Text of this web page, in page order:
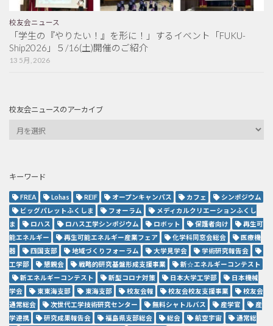
校友会ニュース
「学生の『やりたい！』を形に！」するイベント「FUKU-
Ship2026」５/16(土)開催のご紹介
13 5月, 2026
校友会ニュースのアーカイブ
キーワード
FREA Lohas REIF オープンキャンパス カフェ
シンポジウム
ビッグパレットふくしま
フォーラム
メディカルクリエーションふくし
ま
ロハス ロハス工学シンポジウム ロボット 保護者向け
再生可
能エネルギー
再生可能エネルギー産業フェア 化学科同窓会総会
医療機
器
四国支部 地域づくりフォーラム 大学見学会
学術研究報告会
工学部
懇親会 戦略的研究基盤形成支援事業
新☆エネルギーコンテスト
新エネルギーコンテスト
新型コロナ対策 日本大学工学部
日本機械
学会
東東海支部 東海支部 校友会報 校友会校友支援事業
校友会
通常総会
次世代工学技術研究センター 無料シャトルバス 産学官
産
学連携
研究成果報告会 福島県支部総会 総会 航空宇宙
通常総